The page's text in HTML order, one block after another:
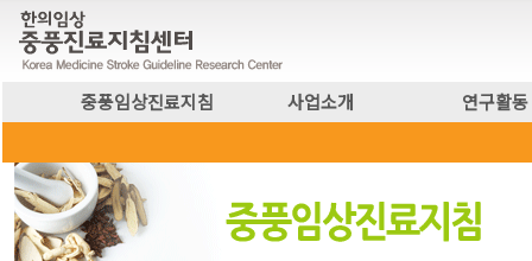
중풍임상진료지침 사업소개 연구활동